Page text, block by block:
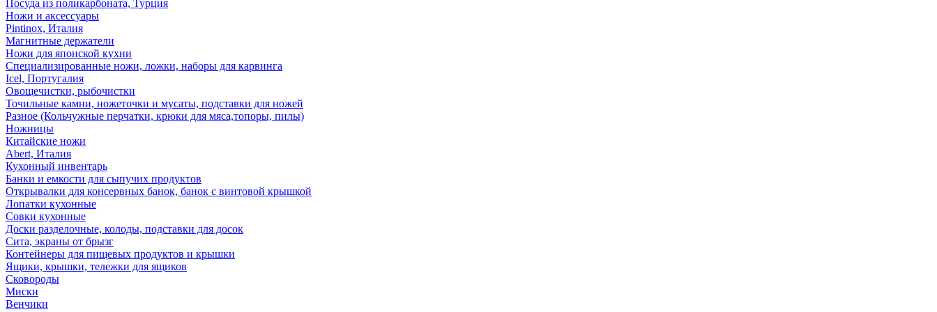
Посуда из поликарбоната, Турция
Ножи и аксессуары
Pintinox, Италия
Магнитные держатели
Ножи для японской кухни
Специализированные ножи, ложки, наборы для карвинга
Icel, Португалия
Овощечистки, рыбочистки
Точильные камни, ножеточки и мусаты, подставки для ножей
Разное (Кольчужные перчатки, крюки для мяса,топоры, пилы)
Ножницы
Китайские ножи
Abert, Италия
Кухонный инвентарь
Банки и емкости для сыпучих продуктов
Открывалки для консервных банок, банок с винтовой крышкой
Лопатки кухонные
Совки кухонные
Доски разделочные, колоды, подставки для досок
Сита, экраны от брызг
Контейнеры для пищевых продуктов и крышки
Ящики, крышки, тележки для ящиков
Сковороды
Миски
Венчики